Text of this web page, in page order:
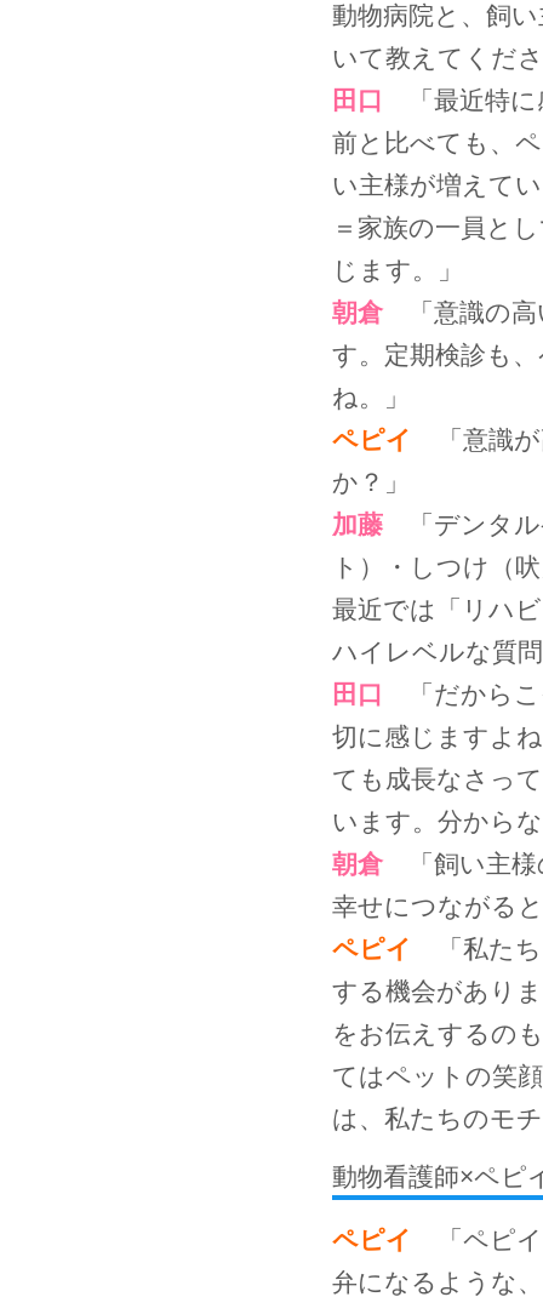
動物病院と、飼
いて教えてくだ
田口
「最近特に
前と比べても、
い主様が増えて
＝家族の一員と
じます。」
朝倉「意識の高
す。定期検診も
ね。」
ペピイ
「意識が
か？」
加藤 「デンタル
ト）・しつけ（
最近では「リハ
ハイレベルな質
田口
「だからこ
切に感じますよ
ても成長なさっ
います。分から
朝倉「飼い主様
幸せにつながる
ペピイ
「私たち
する機会があり
をお伝えするの
てはペットの笑
は、私たちのモ
動物看護師×ペピ
ペピイ
「ペピイ
弁になるような